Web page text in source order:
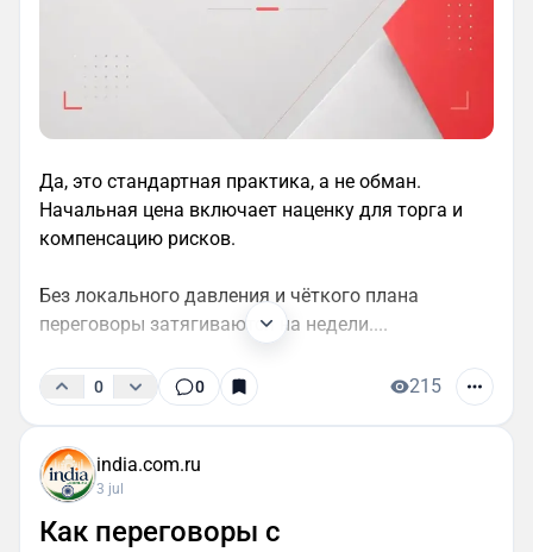
Да, это стандартная практика, а не обман.
Начальная цена включает наценку для торга и
компенсацию рисков.
Без локального давления и чёткого плана
переговоры затягиваются на недели....
0 0 215
india.com.ru
3 jul
Как переговоры с